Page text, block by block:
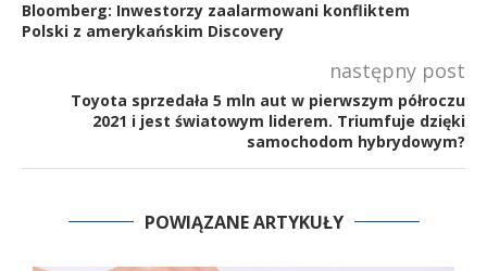
Bloomberg: Inwestorzy zaalarmowani konfliktem
Polski z amerykańskim Discovery
następny post
Toyota sprzedała 5 mln aut w pierwszym półroczu
2021 i jest światowym liderem. Triumfuje dzięki
samochodom hybrydowym?
POWIĄZANE ARTYKUŁY